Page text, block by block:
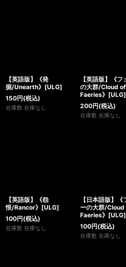
【英語版】《発
掘/Unearth》[ULG]
150円(税込)
在庫数 在庫なし
【英語版】《フ
の大群/Cloud of
Faeries》[ULG]
200円(税込)
在庫数 在庫なし
【英語版】《怨
恨/Rancor》[ULG]
100円(税込)
在庫数 在庫なし
【日本語版】《
ーの大群/
Faeries》[ULG]
100円(税込)
在庫数 在庫なし